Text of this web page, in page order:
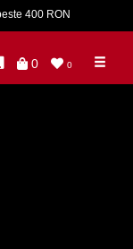
400 RON
0 0